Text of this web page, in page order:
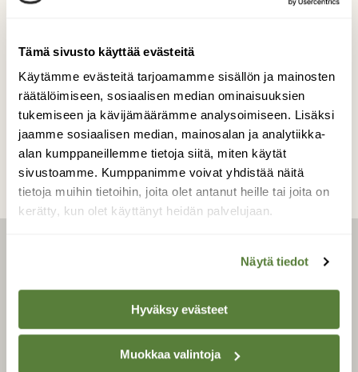
Tämä sivusto käyttää evästeitä
Käytämme evästeitä tarjoamamme sisällön ja mainosten
räätälöimiseen, sosiaalisen median ominaisuuksien
tukemiseen ja kävijämäärämme analysoimiseen. Lisäksi
jaamme sosiaalisen median, mainosalan ja analytiikka-
alan kumppaneillemme tietoja siitä, miten käytät
sivustoamme. Kumppanimme voivat yhdistää näitä
tietoja muihin tietoihin, joita olet antanut heille tai joita on
kerätty, kun olet käyttänyt heidän palvelujaan.
Näytä tiedot
Hyväksy evästeet
Muokkaa valintoja
TAKAISIN LISTAAN
Uusin lehti
Tilaa Suomen Luonto
Tilaa digilukuoikeus
Äänestä parasta juttua